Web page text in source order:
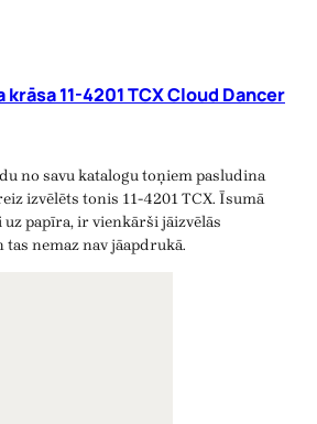
11-4201 TCX Cloud Dancer
no savu katalogu toņiem pasludina
izvēlēts tonis 11-4201 TCX. Īsumā
papīra, ir vienkārši jāizvēlās
nemaz nav jāapdrukā.